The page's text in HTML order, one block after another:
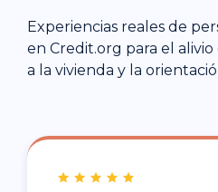
Experiencias reales de
en Credit.org para el
a la vivienda y la